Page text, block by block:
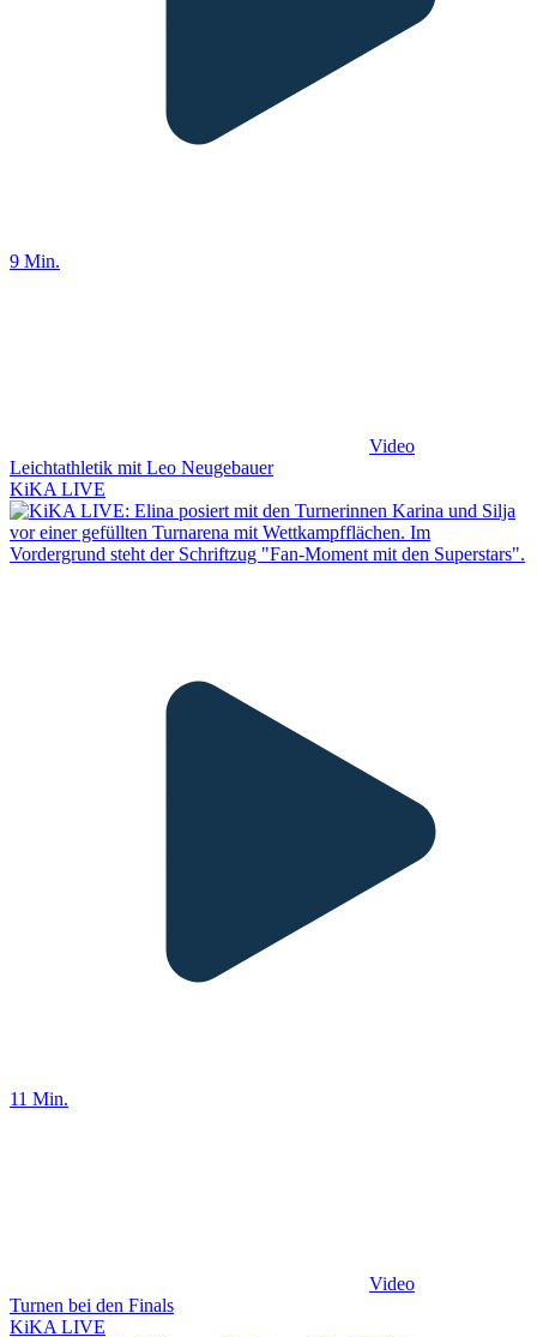
9 Min.
Video
Leichtathletik mit Leo Neugebauer
KiKA LIVE
11 Min.
Video
Turnen bei den Finals
KiKA LIVE